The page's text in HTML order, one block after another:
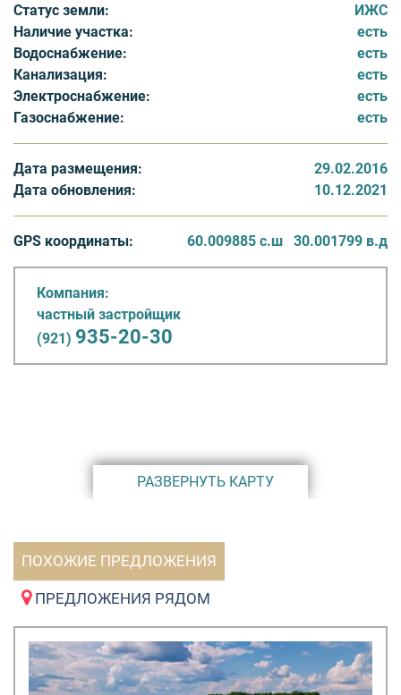
- 12 км. до «Лахта-Центра»
- 4 км. до КАД и 9 км до ЗСД
- + общественный транспорт (ж/д станция, автобусы и
маршрутки)
Статус земли:
ИЖС
Наличие участка:
есть
Водоснабжение:
есть
Канализация:
есть
Электроснабжение:
есть
Газоснабжение:
есть
Дата размещения:
29.02.2016
Дата обновления:
10.12.2021
GPS координаты: 60.009885 с.ш 30.001799 в.д
Компания:
частный застройщик
(921) 935-20-30
РАЗВЕРНУТЬ КАРТУ
ПОХОЖИЕ ПРЕДЛОЖЕНИЯ
ПРЕДЛОЖЕНИЯ РЯДОМ